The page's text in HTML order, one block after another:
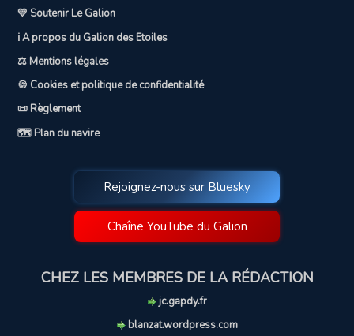
💛 Soutenir Le Galion
ℹ️ A propos du Galion des Etoiles
⚖️ Mentions légales
🍪 Cookies et politique de confidentialité
📜 Règlement
🗺️ Plan du navire
Rejoignez-nous sur Bluesky
Chaîne YouTube du Galion
CHEZ LES MEMBRES DE LA RÉDACTION
jc.gapdy.fr
blanzat.wordpress.com